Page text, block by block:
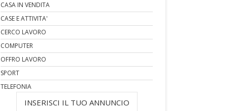
CASA IN VENDITA
CASE E ATTIVITA'
CERCO LAVORO
COMPUTER
OFFRO LAVORO
SPORT
TELEFONIA
INSERISCI IL TUO ANNUNCIO